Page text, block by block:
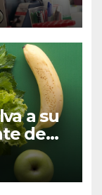
a su
de